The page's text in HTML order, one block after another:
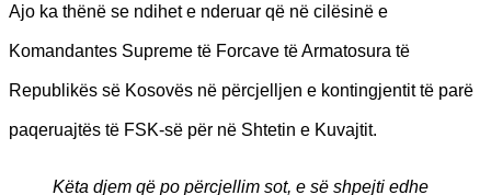
Ajo ka thënë se ndihet e nderuar që në cilësinë e
Komandantes Supreme të Forcave të Armatosura të
Republikës së Kosovës në përcjelljen e kontingjentit të parë
paqeruajtës të FSK-së për në Shtetin e Kuvajtit.
Këta djem që po përcjellim sot, e së shpejti edhe